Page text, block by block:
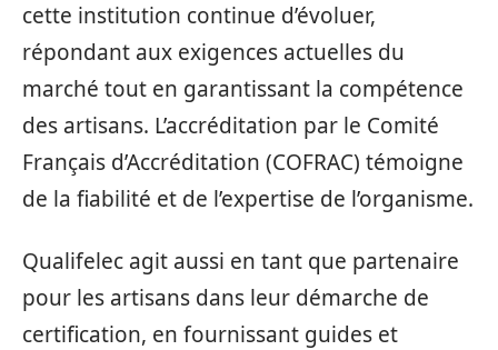
cette institution continue d’évoluer,
répondant aux exigences actuelles du
marché tout en garantissant la compétence
des artisans. L’accréditation par le Comité
Français d’Accréditation (COFRAC) témoigne
de la fiabilité et de l’expertise de l’organisme.
Qualifelec agit aussi en tant que partenaire
pour les artisans dans leur démarche de
certification, en fournissant guides et